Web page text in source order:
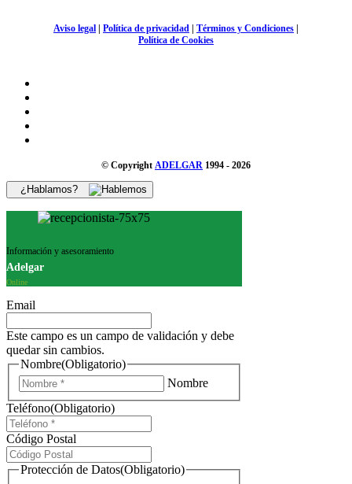
Aviso legal | Política de privacidad | Términos y Condiciones |
Política de Cookies
© Copyright ADELGAR 1994 - 2026
¿Hablamos?
Información y asesoramiento
Adelgar
Online
Email
Este campo es un campo de validación y debe
quedar sin cambios.
Nombre(Obligatorio)
Nombre
Teléfono(Obligatorio)
Código Postal
Protección de Datos(Obligatorio)